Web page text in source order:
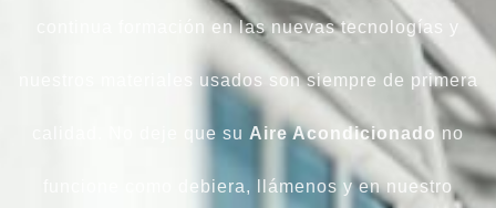
continua formación en las nuevas tecnologías y
nuestros materiales usados son siempre de primera
calidad. No deje que su Aire Acondicionado no
funcione como debiera, llámenos y en nuestro